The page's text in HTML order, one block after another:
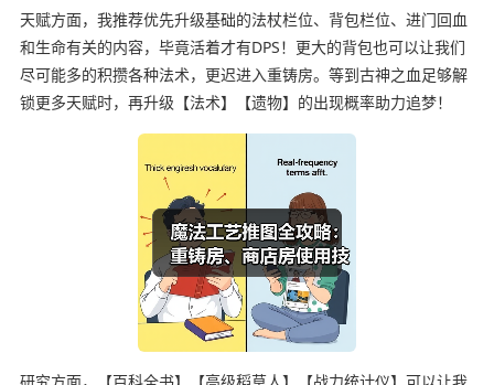
天赋方面，我推荐优先升级基础的法杖栏位、背包栏位、进门回血
和生命有关的内容，毕竟活着才有DPS！更大的背包也可以让我们
尽可能多的积攒各种法术，更迟进入重铸房。等到古神之血足够解
锁更多天赋时，再升级【法术】【遗物】的出现概率助力追梦！